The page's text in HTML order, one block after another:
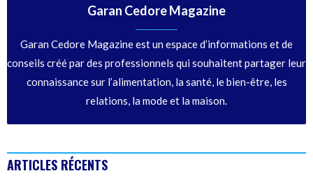
Garan Cedore Magazine
Garan Cedore Magazine est un espace d’informations et de
conseils créé par des professionnels qui souhaitent partager leur
connaissance sur l’alimentation, la santé, le bien-être, les
relations, la mode et la maison.
ARTICLES RÉCENTS